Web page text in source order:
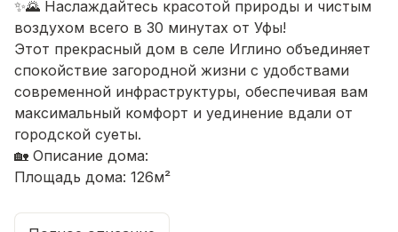
✨🌄 Наслаждайтесь красотой природы и чистым
воздухом всего в 30 минутах от Уфы!
Этот прекрасный дом в селе Иглино объединяет
спокойствие загородной жизни с удобствами
современной инфраструктуры, обеспечивая вам
максимальный комфорт и уединение вдали от
городской суеты.
🏡 Описание дома:
Площадь дома: 126м²
удобная для семейных ужинов